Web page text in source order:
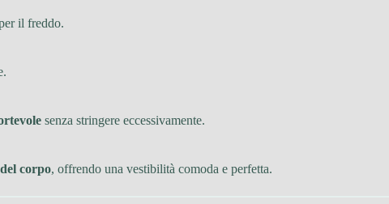
il freddo.
senza stringere eccessivamente.
corpo, offrendo una vestibilità comoda e perfetta.